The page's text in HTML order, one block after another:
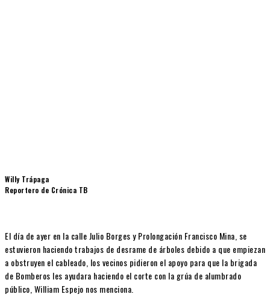
Willy Trápaga
Reportero de Crónica TB
El día de ayer en la calle Julio Borges y Prolongación Francisco Mina, se
estuvieron haciendo trabajos de desrame de árboles debido a que empiezan
a obstruyen el cableado, los vecinos pidieron el apoyo para que la brigada
de Bomberos les ayudara haciendo el corte con la grúa de alumbrado
público, William Espejo nos menciona.